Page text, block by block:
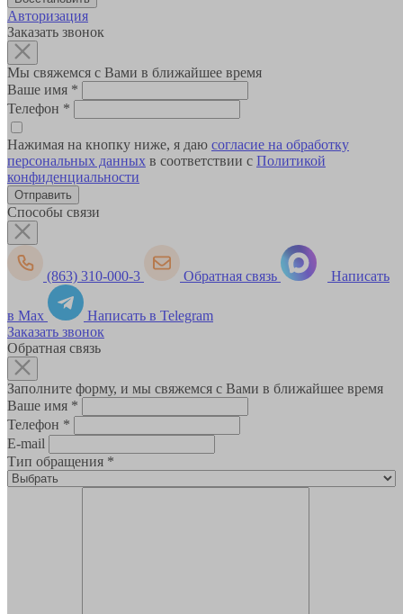
Авторизация
Заказать звонок
Мы свяжемся с Вами в ближайшее время
Ваше имя *
Телефон *
Нажимая на кнопку ниже, я даю согласие на обработку
персональных данных в соответствии с Политикой
конфиденциальности
Способы связи
(863) 310-000-3 Обратная связь Написать
в Max
Написать в Telegram
Заказать звонок
Обратная связь
Заполните форму, и мы свяжемся с Вами в ближайшее время
Ваше имя *
Телефон *
E-mail
Тип обращения *